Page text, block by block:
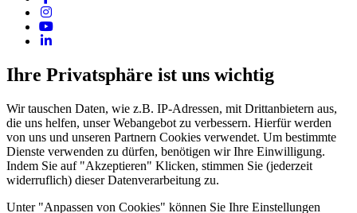
Ihre Privatsphäre ist uns wichtig
Wir tauschen Daten, wie z.B. IP-Adressen, mit Drittanbietern aus,
die uns helfen, unser Webangebot zu verbessern. Hierfür werden
von uns und unseren Partnern Cookies verwendet. Um bestimmte
Dienste verwenden zu dürfen, benötigen wir Ihre Einwilligung.
Indem Sie auf "Akzeptieren" Klicken, stimmen Sie (jederzeit
widerruflich) dieser Datenverarbeitung zu.
Unter "Anpassen von Cookies" können Sie Ihre Einstellungen